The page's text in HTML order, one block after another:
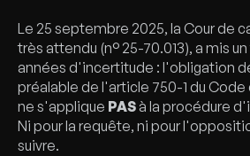
Le 25 septembre 2025, la Cour de
très attendu (n° 25-70.013), a mis
années d'incertitude : l'obligation
préalable de l'article 750-1 du
ne s'applique PAS à la procédure
Ni pour la requête, ni pour
suivre.